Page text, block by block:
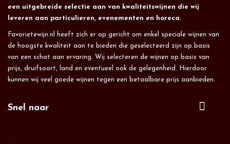
een uitgebreide selectie aan van kwaliteitswijnen die wij
leveren aan particulieren, evenementen en horeca.
Favorietewijn.nl heeft zich er op gericht om enkel speciale wijnen van
de hoogste kwaliteit aan te bieden die geselecteerd zijn op basis
van een schat aan ervaring. Wij selecteren de wijnen op basis van
prijs, druifsoort, land en eventueel ook de gelegenheid. Hierdoor
kunnen wij veel goede wijnen tegen een betaalbare prijs aanbieden.
Snel naar